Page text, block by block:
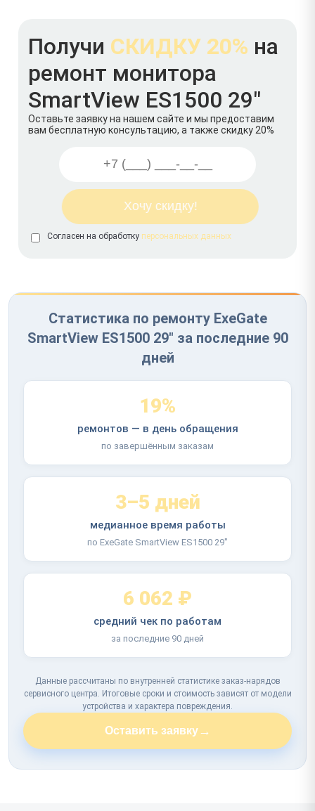
Получи СКИДКУ 20% на
ремонт монитора
SmartView ES1500 29"
Оставьте заявку на нашем сайте и мы предоставим
вам бесплатную консультацию, а также скидку 20%
Согласен на обработку персональных данных
Статистика по ремонту ExeGate
SmartView ES1500 29" за последние 90
дней
19%
ремонтов — в день обращения
по завершённым заказам
3–5 дней
медианное время работы
по ExeGate SmartView ES1500 29"
6 062 ₽
средний чек по работам
за последние 90 дней
Данные рассчитаны по внутренней статистике заказ-нарядов
сервисного центра. Итоговые сроки и стоимость зависят от модели
устройства и характера повреждения.
Оставить заявку→